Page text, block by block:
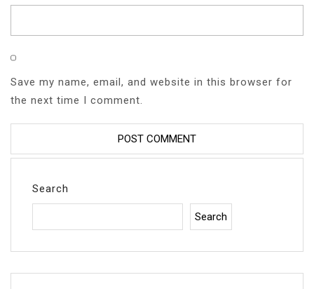
Save my name, email, and website in this browser for
the next time I comment.
Search
Search